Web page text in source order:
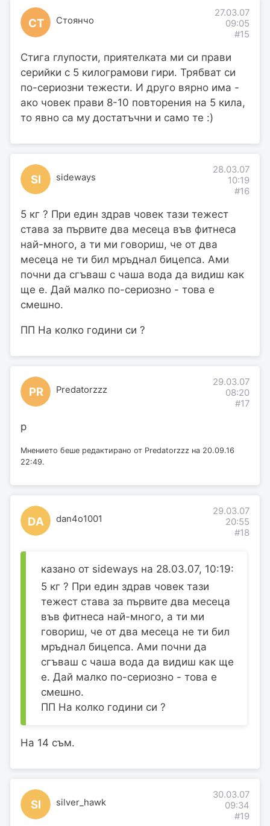
СТ Стоянчо
27.03.07
09:05
#15
Стига глупости, приятелката ми си прави
серийки с 5 килограмови гири. Трябват си
по-сериозни тежести. И друго вярно има -
ако човек прави 8-10 повторения на 5 кила,
то явно са му достатъчни и само те :)
SI sideways
28.03.07
10:19
#16
5 кг ? При един здрав човек тази тежест
става за първите два месеца във фитнеса
най-много, а ти ми говориш, че от два
месеца не ти бил мръднал бицепса. Ами
почни да сгъваш с чаша вода да видиш как
ще е. Дай малко по-сериозно - това е
смешно.
ПП На колко години си ?
PR Predatorzzz
29.03.07
08:20
#17
р
Мнението беше редактирано от Predatorzzz на 20.09.16
22:49.
DA dan4o1001
29.03.07
20:55
#18
казано от sideways на 28.03.07, 10:19:
5 кг ? При един здрав човек тази
тежест става за първите два месеца
във фитнеса най-много, а ти ми
говориш, че от два месеца не ти бил
мръднал бицепса. Ами почни да
сгъваш с чаша вода да видиш как ще
е. Дай малко по-сериозно - това е
смешно.
ПП На колко години си ?
На 14 съм.
SI silver_hawk
30.03.07
09:34
#19